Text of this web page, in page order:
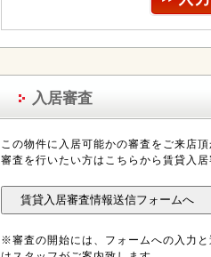
入居審査
この物件に入居可能かの審査をご来店
審査を行いたい方はこちらから賃貸入
※審査の開始には、フォームへの入力